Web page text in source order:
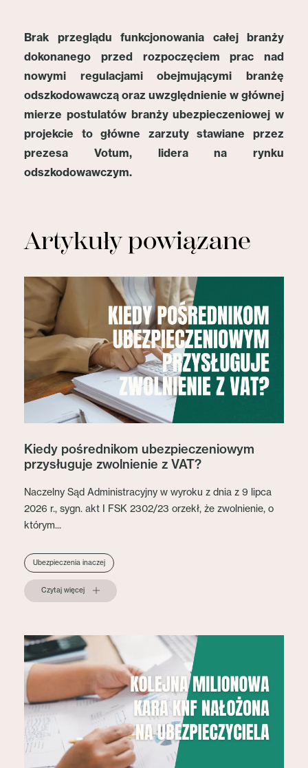
Brak przeglądu funkcjonowania całej branży
dokonanego przed rozpoczęciem prac nad
nowymi regulacjami obejmującymi branżę
odszkodowawczą oraz uwzględnienie w głównej
mierze postulatów branży ubezpieczeniowej w
projekcie to główne zarzuty stawiane przez
prezesa Votum, lidera na rynku
odszkodowawczym.
Artykuły powiązane
Kiedy pośrednikom ubezpieczeniowym
przysługuje zwolnienie z VAT?
Naczelny Sąd Administracyjny w wyroku z dnia z 9 lipca
2026 r., sygn. akt I FSK 2302/23 orzekł, że zwolnienie, o
którym...
Ubezpieczenia inaczej
Czytaj więcej